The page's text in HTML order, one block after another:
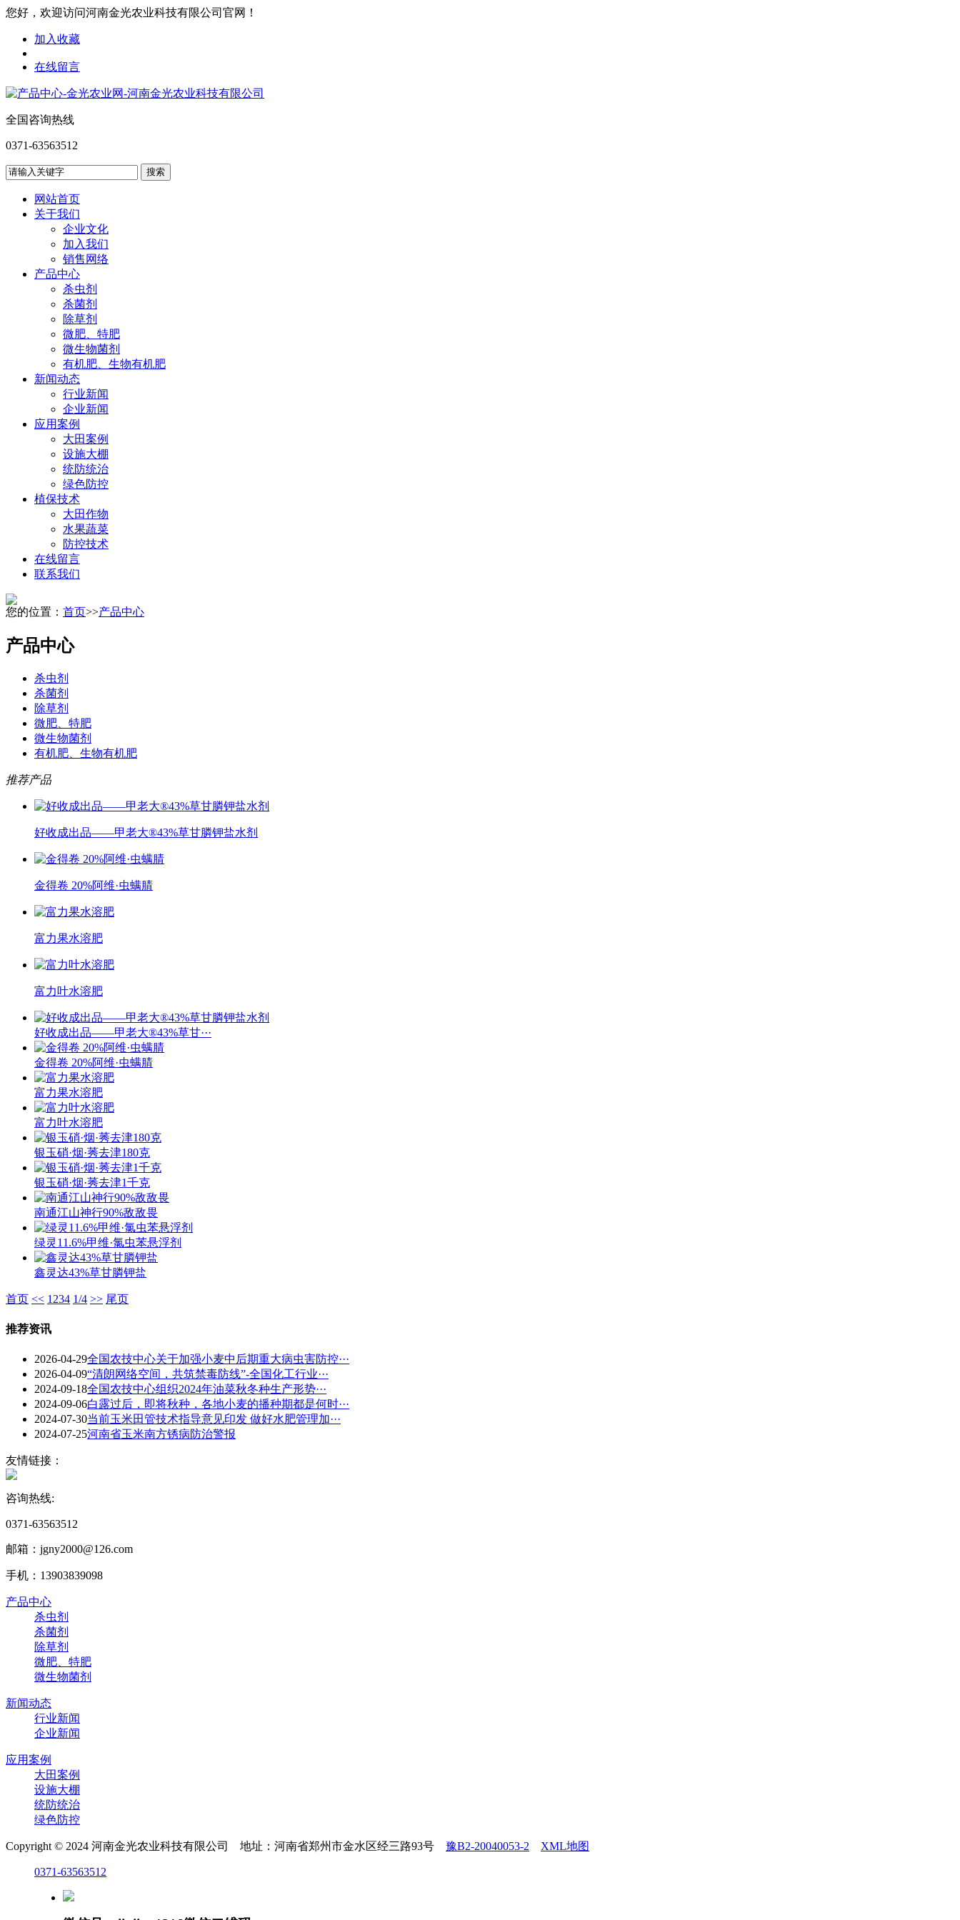
您好，欢迎访问河南金光农业科技有限公司官网！
加入收藏
在线留言
全国咨询热线
0371-63563512
网站首页
关于我们
企业文化
加入我们
销售网络
产品中心
杀虫剂
杀菌剂
除草剂
微肥、特肥
微生物菌剂
有机肥、生物有机肥
新闻动态
行业新闻
企业新闻
应用案例
大田案例
设施大棚
统防统治
绿色防控
植保技术
大田作物
水果蔬菜
防控技术
在线留言
联系我们
您的位置： 首页>>产品中心
产品中心
杀虫剂
杀菌剂
除草剂
微肥、特肥
微生物菌剂
有机肥、生物有机肥
推荐产品
好收成出品——甲老大®43%草甘膦钾盐水剂
金得卷 20%阿维·虫螨腈
富力果水溶肥
富力叶水溶肥
好收成出品——甲老大®43%草甘···
金得卷 20%阿维·虫螨腈
富力果水溶肥
富力叶水溶肥
银玉硝·烟·莠去津180克
银玉硝·烟·莠去津1千克
南通江山神行90%敌敌畏
绿灵11.6%甲维·氯虫苯悬浮剂
鑫灵达43%草甘膦钾盐
首页 << 1 234 1/4 >> 尾页
推荐资讯
2026-04-29全国农技中心关于加强小麦中后期重大病虫害防控···
2026-04-09“清朗网络空间，共筑禁毒防线”-全国化工行业···
2024-09-18全国农技中心组织2024年油菜秋冬种生产形势···
2024-09-06白露过后，即将秋种，各地小麦的播种期都是何时···
2024-07-30当前玉米田管技术指导意见印发 做好水肥管理加···
2024-07-25河南省玉米南方锈病防治警报
友情链接：
咨询热线:
0371-63563512
邮箱：jgny2000@126.com‬
手机：13903839098
产品中心
杀虫剂
杀菌剂
除草剂
微肥、特肥
微生物菌剂
新闻动态
行业新闻
企业新闻
应用案例
大田案例
设施大棚
统防统治
绿色防控
Copyright © 2024 河南金光农业科技有限公司 地址：河南省郑州市金水区经三路93号 豫B2-20040053-2 XML地图
0371-63563512